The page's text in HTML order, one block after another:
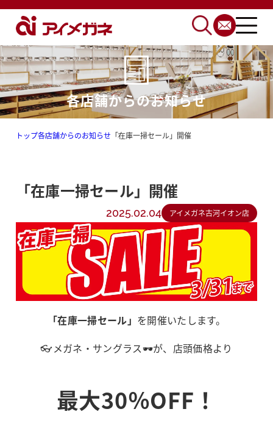
各店舗からのお知らせ
トップ各店舗からのお知らせ 「在庫一掃セール」開催
「在庫一掃セール」開催
2025.02.04 アイメガネ古河イオン店
「在庫一掃セール」 を開催いたします。
👓メガネ・サングラス🕶️が、店頭価格より
最大30％OFF！